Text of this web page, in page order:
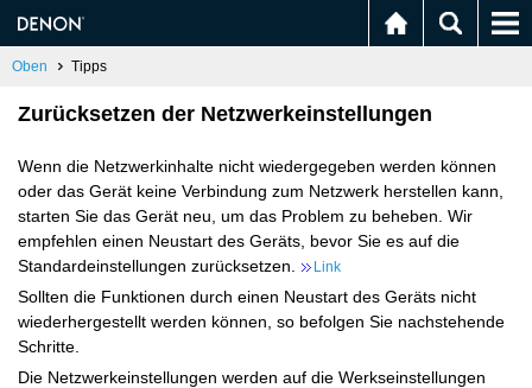
Oben Tipps
Zurücksetzen der Netzwerkeinstellungen
Wenn die Netzwerkinhalte nicht wiedergegeben werden können
oder das Gerät keine Verbindung zum Netzwerk herstellen kann,
starten Sie das Gerät neu, um das Problem zu beheben. Wir
empfehlen einen Neustart des Geräts, bevor Sie es auf die
Standardeinstellungen zurücksetzen.
Link
Sollten die Funktionen durch einen Neustart des Geräts nicht
wiederhergestellt werden können, so befolgen Sie nachstehende
Schritte.
Die Netzwerkeinstellungen werden auf die Werkseinstellungen